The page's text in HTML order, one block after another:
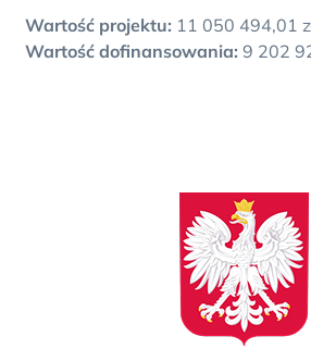
Wartość projektu: 11 050 494,01
Wartość dofinansowania: 9 202